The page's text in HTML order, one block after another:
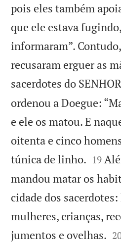
pois eles também
que ele estava
informaram”.
recusaram erguer as
sacerdotes do
ordenou a Doegue:
e ele os matou. E
oitenta e cinco
túnica de linho. 

19
mandou matar os
cidade dos
mulheres, crianças,
jumentos e ovelhas. 